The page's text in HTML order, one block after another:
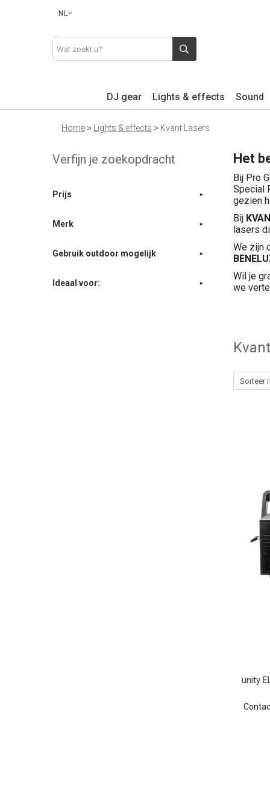
NL
DJ gear Lights & effects Sound
Home > Lights & effects > Kvant Lasers
Verfijn je zoekopdracht
Prijs
Merk
Gebruik outdoor mogelijk
Ideaal voor:
Het
Bij Pro
Special
gezien
Bij
lasers
We zijn
Wil je
we
unity